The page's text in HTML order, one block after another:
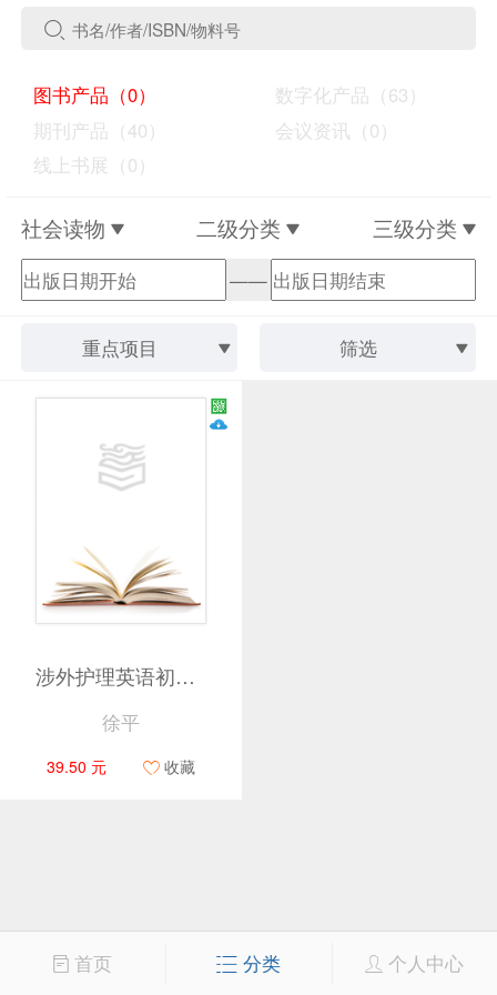
图书产品（0）
数字化产品（63）
期刊产品（40）
会议资讯（0）
线上书展（0）
社会读物 二级分类 三级分类
——
重点项目 筛选
涉外护理英语初级教程
徐平
39.50 元 收藏
首页 分类 个人中心